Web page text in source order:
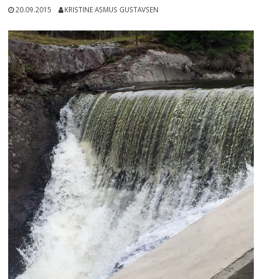
20.09.2015 KRISTINE ASMUS GUSTAVSEN